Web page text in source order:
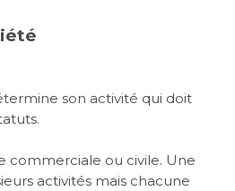
son activité qui doit
commerciale ou civile. Une
activités mais chacune